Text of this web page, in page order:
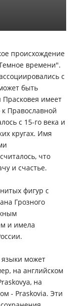
происхождение
времени".
с
быть
имеет
Православной
с 15-го века и
кругах. Имя
что
и счастье.
фигур с
Грозного
и имела
может
на английском
на
- Praskovia. Эти